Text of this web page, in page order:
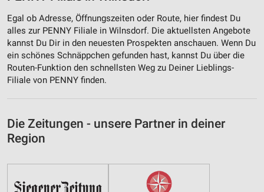
Egal ob Adresse, Öffnungszeiten oder Route, hier findest Du
alles zur PENNY Filiale in Wilnsdorf. Die aktuellsten Angebote
kannst Du Dir in den neuesten Prospekten anschauen. Wenn Du
ein schönes Schnäppchen gefunden hast, kannst Du über die
Routen-Funktion den schnellsten Weg zu Deiner Lieblings-
Filiale von PENNY finden.
Die Zeitungen - unsere Partner in deiner
Region